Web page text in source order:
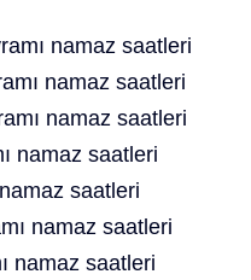
namaz saatleri
namaz saatleri
namaz saatleri
namaz saatleri
saatleri
namaz saatleri
namaz saatleri